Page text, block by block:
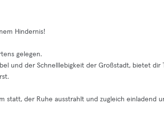
Hindernis!
gelegen.
und der Schnelllebigkeit der Großstadt, bietet dir
statt, der Ruhe ausstrahlt und zugleich einladend